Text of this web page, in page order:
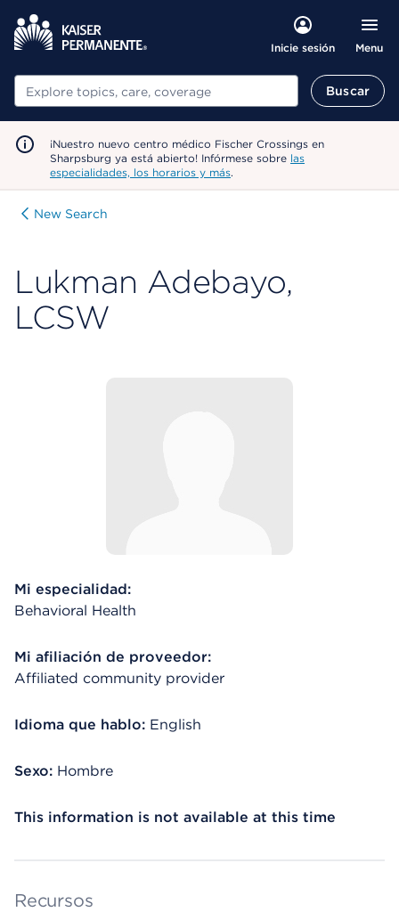
Inicie sesión Menu
Buscar Buscar
¡Nuestro nuevo centro médico Fischer Crossings en
Sharpsburg ya está abierto! Infórmese sobre las
especialidades, los horarios y más.
New Search
Lukman Adebayo,
LCSW
Mi especialidad:
Behavioral Health
Mi afiliación de proveedor:
Affiliated community provider
Idioma que hablo: English
Sexo: Hombre
This information is not available at this time
Recursos